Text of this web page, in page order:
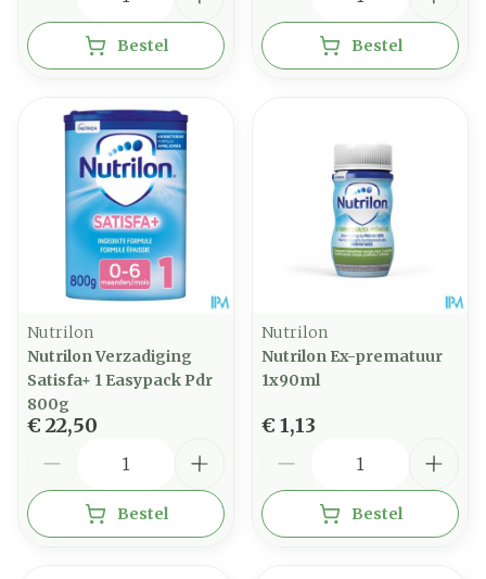
Bestel Bestel
Nutrilon
Nutrilon Verzadiging
Satisfa+ 1 Easypack Pdr
800g
€ 22,50
Bestel
Nutrilon
Nutrilon Ex-prematuur
1x90ml
€ 1,13
Bestel